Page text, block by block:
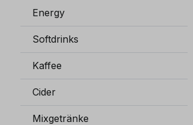
Energy
Softdrinks
Kaffee
Cider
Mixgetränke